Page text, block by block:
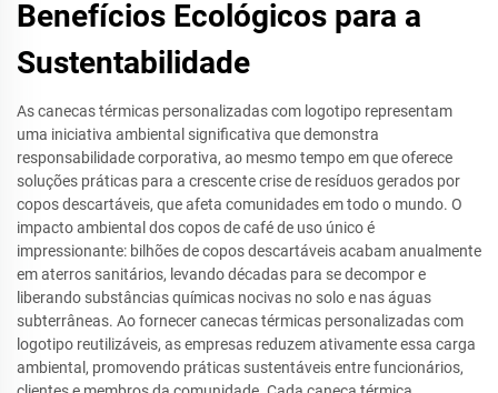
Benefícios Ecológicos para a
Sustentabilidade
As canecas térmicas personalizadas com logotipo representam
uma iniciativa ambiental significativa que demonstra
responsabilidade corporativa, ao mesmo tempo em que oferece
soluções práticas para a crescente crise de resíduos gerados por
copos descartáveis, que afeta comunidades em todo o mundo. O
impacto ambiental dos copos de café de uso único é
impressionante: bilhões de copos descartáveis acabam anualmente
em aterros sanitários, levando décadas para se decompor e
liberando substâncias químicas nocivas no solo e nas águas
subterrâneas. Ao fornecer canecas térmicas personalizadas com
logotipo reutilizáveis, as empresas reduzem ativamente essa carga
ambiental, promovendo práticas sustentáveis entre funcionários,